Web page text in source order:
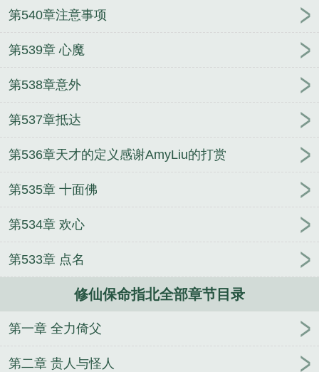
评
修仙保命指北有男主么
修
仙保命指北男主最后结局
修仙
小东 修仙女配的保命指南
修
北讲的什么
修仙保命指北怎
么样
修真保镖 修仙保命指北TXT
修仙保命指北 赵
从
修仙秘宝 修仙保命指北男主是谁啊
重生七零：
军汉老公甜甜宠
魔尊跟
我在无限片场当反派[无限]
觉醒成锦鲤后我带来了厄
文后遍地都是我的真爱厨
这么娇气怎
打架无敌，我能怎么办 直播，我刷的视频被投放到
古代
阿飘又在男主们的修罗场断气了
因为是哑巴所
以用实力说话
人在洪荒，正在奋斗
误以为竹马在女
扮男装 英雄泪：缘忆往昔情何在
第540章注意事项
第539章 心魔
第538章意外
第537章抵达
第536章天才的定义感谢AmyLiu的打赏
第535章 十面佛
第534章 欢心
第533章 点名
修仙保命指北全部章节目录
第一章 全力倚父
第二章 贵人与怪人